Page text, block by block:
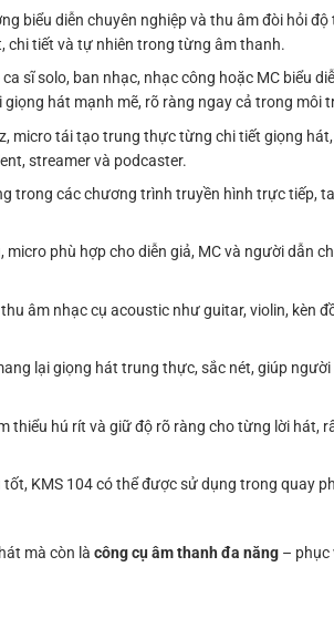
biểu diễn chuyên nghiệp và thu âm đòi hỏi
chi tiết và tự nhiên trong từng âm thanh.
sĩ solo, ban nhạc, nhạc công hoặc MC biểu
hát mạnh mẽ, rõ ràng ngay cả trong môi
micro tái tạo trung thực từng chi tiết giọng
streamer và podcaster.
trong các chương trình truyền hình trực tiếp,
phù hợp cho diễn giả, MC và người dẫn
âm nhạc cụ acoustic như guitar, violin, kèn
lại giọng hát trung thực, sắc nét, giúp
thiểu hú rít và giữ độ rõ ràng cho từng lời hát,
KMS 104 có thể được sử dụng trong quay
mà còn là công cụ âm thanh đa năng – phục